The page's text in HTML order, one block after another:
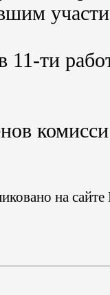
11-ти
на